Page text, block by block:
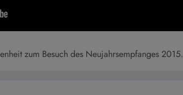
zum Besuch des Neujahrsempfanges 2015.